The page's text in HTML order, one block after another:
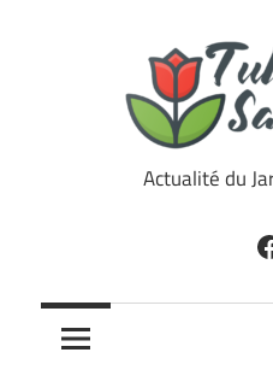
TulipesActualité du